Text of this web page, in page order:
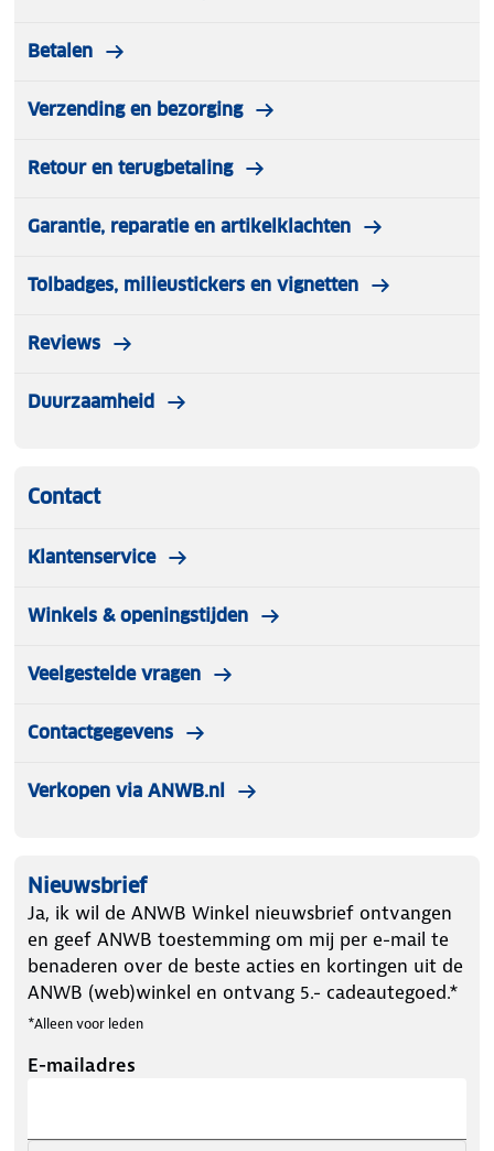
Betalen
Verzending en bezorging
Retour en terugbetaling
Garantie, reparatie en artikelklachten
Tolbadges, milieustickers en vignetten
Reviews
Duurzaamheid
Contact
Klantenservice
Winkels & openingstijden
Veelgestelde vragen
Contactgegevens
Verkopen via ANWB.nl
Nieuwsbrief
Ja, ik wil de ANWB Winkel nieuwsbrief ontvangen
en geef ANWB toestemming om mij per e-mail te
benaderen over de beste acties en kortingen uit de
ANWB (web)winkel en ontvang 5.- cadeautegoed.*
*Alleen voor leden
E-mailadres